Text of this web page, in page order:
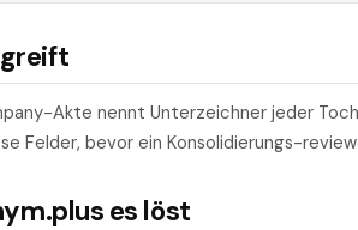
Akte nennt Unterzeichner jeder
Felder, bevor ein Konsolidierungs-
es löst